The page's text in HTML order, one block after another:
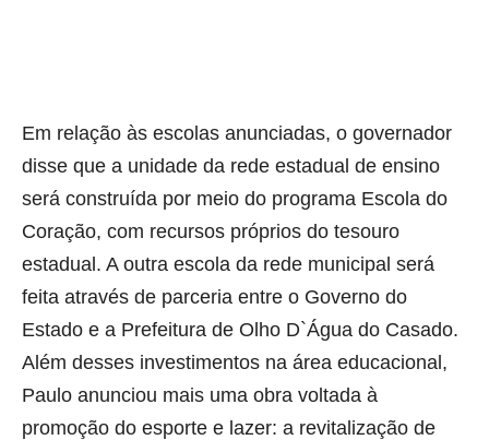
Em relação às escolas anunciadas, o governador
disse que a unidade da rede estadual de ensino
será construída por meio do programa Escola do
Coração, com recursos próprios do tesouro
estadual. A outra escola da rede municipal será
feita através de parceria entre o Governo do
Estado e a Prefeitura de Olho D`Água do Casado.
Além desses investimentos na área educacional,
Paulo anunciou mais uma obra voltada à
promoção do esporte e lazer: a revitalização de